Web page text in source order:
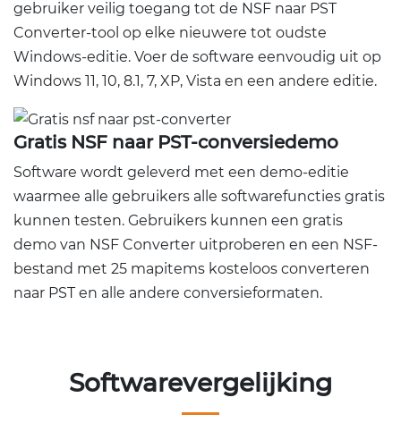
gebruiker veilig toegang tot de NSF naar PST
Converter-tool op elke nieuwere tot oudste
Windows-editie. Voer de software eenvoudig uit op
Windows 11, 10, 8.1, 7, XP, Vista en een andere editie.
Gratis NSF naar PST-conversiedemo
Software wordt geleverd met een demo-editie
waarmee alle gebruikers alle softwarefuncties gratis
kunnen testen. Gebruikers kunnen een gratis
demo van NSF Converter uitproberen en een NSF-
bestand met 25 mapitems kosteloos converteren
naar PST en alle andere conversieformaten.
Softwarevergelijking